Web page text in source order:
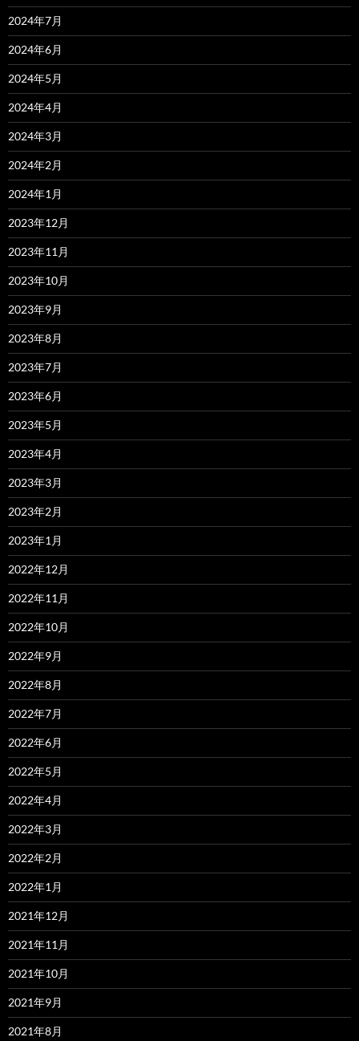
2024年7月
2024年6月
2024年5月
2024年4月
2024年3月
2024年2月
2024年1月
2023年12月
2023年11月
2023年10月
2023年9月
2023年8月
2023年7月
2023年6月
2023年5月
2023年4月
2023年3月
2023年2月
2023年1月
2022年12月
2022年11月
2022年10月
2022年9月
2022年8月
2022年7月
2022年6月
2022年5月
2022年4月
2022年3月
2022年2月
2022年1月
2021年12月
2021年11月
2021年10月
2021年9月
2021年8月